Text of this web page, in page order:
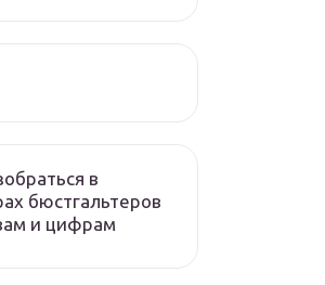
в
бюстгальтеров
и цифрам